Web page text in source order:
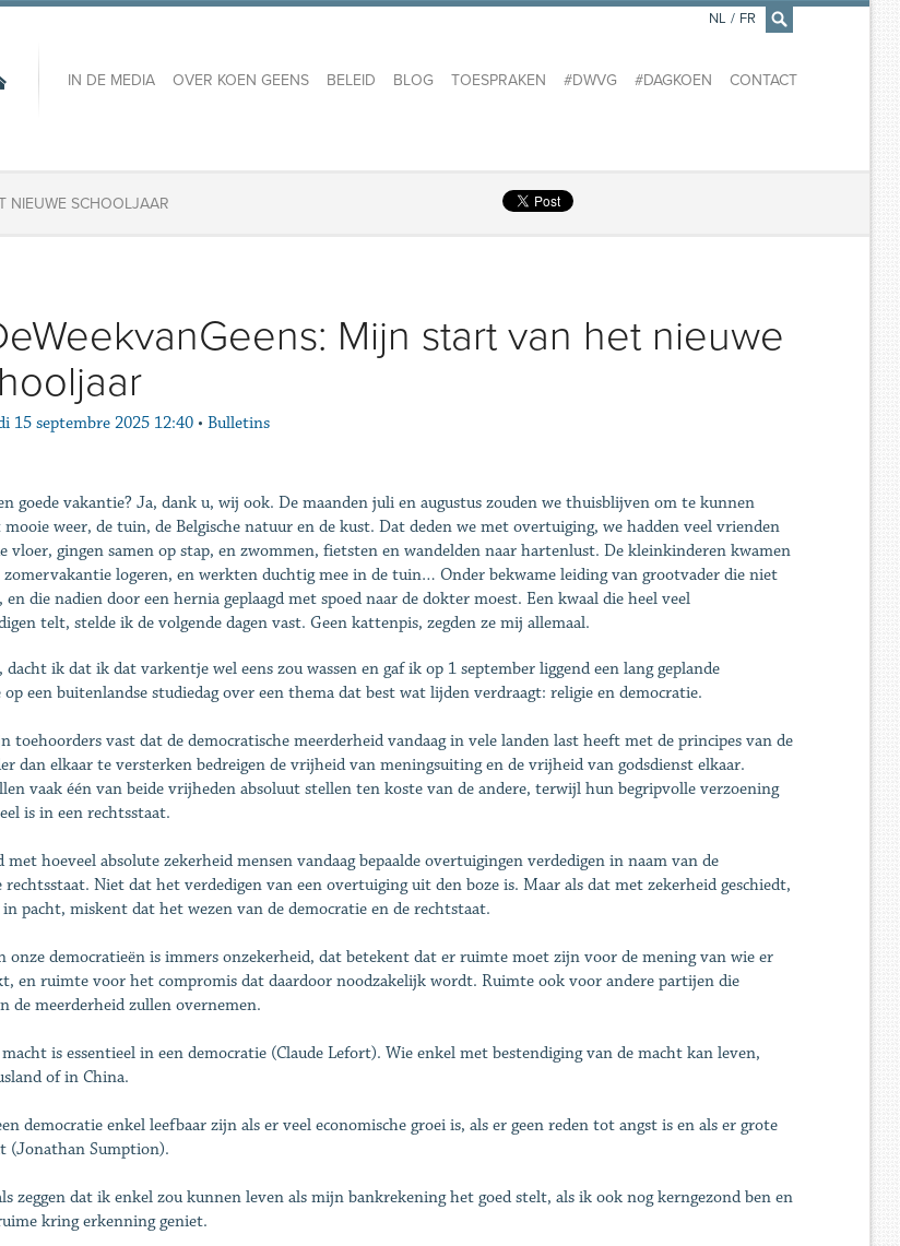
×
IN DE MEDIA OVER KOEN GEENS BELEID BLOG TOESPRAKEN #DWVG #DAGKOEN CONTACT
NL / FR
NIEUWE SCHOOLJAAR
Mijn start van het nieuwe
15 septembre 2025 12:40 • Bulletins
goede vakantie? Ja, dank u, wij ook. De maanden juli en augustus zouden we thuisblijven om te kunnen
weer, de tuin, de Belgische natuur en de kust. Dat deden we met overtuiging, we hadden veel vrienden
vloer, gingen samen op stap, en zwommen, fietsten en wandelden naar hartenlust. De kleinkinderen kwamen
logeren, en werkten duchtig mee in de tuin… Onder bekwame leiding van grootvader die niet
die nadien door een hernia geplaagd met spoed naar de dokter moest. Een kwaal die heel veel
telt, stelde ik de volgende dagen vast. Geen kattenpis, zegden ze mij allemaal.
dacht ik dat ik dat varkentje wel eens zou wassen en gaf ik op 1 september liggend een lang geplande
een buitenlandse studiedag over een thema dat best wat lijden verdraagt: religie en democratie.
toehoorders vast dat de democratische meerderheid vandaag in vele landen last heeft met de principes van de
dan elkaar te versterken bedreigen de vrijheid van meningsuiting en de vrijheid van godsdienst elkaar.
vaak één van beide vrijheden absoluut stellen ten koste van de andere, terwijl hun begripvolle verzoening
is in een rechtsstaat.
met hoeveel absolute zekerheid mensen vandaag bepaalde overtuigingen verdedigen in naam van de
rechtsstaat. Niet dat het verdedigen van een overtuiging uit den boze is. Maar als dat met zekerheid geschiedt,
pacht, miskent dat het wezen van de democratie en de rechtstaat.
onze democratieën is immers onzekerheid, dat betekent dat er ruimte moet zijn voor de mening van wie er
en ruimte voor het compromis dat daardoor noodzakelijk wordt. Ruimte ook voor andere partijen die
de meerderheid zullen overnemen.
is essentieel in een democratie (Claude Lefort). Wie enkel met bestendiging van de macht kan leven,
of in China.
democratie enkel leefbaar zijn als er veel economische groei is, als er geen reden tot angst is en als er grote
(Jonathan Sumption).
zeggen dat ik enkel zou kunnen leven als mijn bankrekening het goed stelt, als ik ook nog kerngezond ben en
kring erkenning geniet.